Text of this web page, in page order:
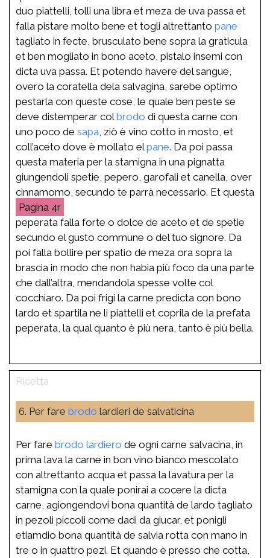
duo piattelli, tolli una libra et meza de uva passa et
falla pistare molto bene et togli altrettanto pane
tagliato in fecte, brusculato bene sopra la graticula
et ben mogliato in bono aceto, pistalo insemi con
dicta uva passa. Et potendo havere del sangue,
overo la coratella dela salvagina, sarebe optimo
pestarla con queste cose, le quale ben peste se
deve distemperar colbrodo di questa carne con
uno poco de sapa , ziò è vino cotto in mosto, et
coll’aceto dove è mollato elpane. Da poi passa
questa materia per la stamigna in una pignatta
giungendoli spetie, pepero, garofali et canella, over
cinnamomo, secundo te parrà necessario. Et questa
4r
peperata falla forte o dolce de aceto et de spetie
secundo el gusto commune o del tuo signore. Da
poi falla bollire per spatio de meza ora sopra la
brascia in modo che non habia più foco da una parte
che dall’altra, mendandola spesse volte col
cocchiaro. Da poi frigi la carne predicta con bono
lardo et spartila ne li piattelli et coprila de la prefata
peperata, la qual quanto è più nera, tanto è più bella.
6. Per fare brodo lardieri de salvaticina
Per fare brodo lardiero de ogni carne salvacina, in
prima lava la carne in bon vino bianco mescolato
con altrettanto acqua et passa la lavatura per la
stamigna con la quale ponirai a cocere la dicta
carne, agiongendovi bona quantità de lardo tagliato
in pezoli piccoli come dadi da giucar, et ponigli
etiamdio bona quantità de salvia rotta con mano in
tre o in quattro pezi. Et quando è presso che cotta,